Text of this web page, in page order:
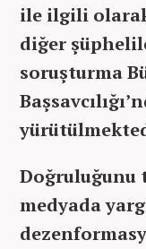
ile ilgili
diğer
soruşturma
Doğruluğunu
medyada